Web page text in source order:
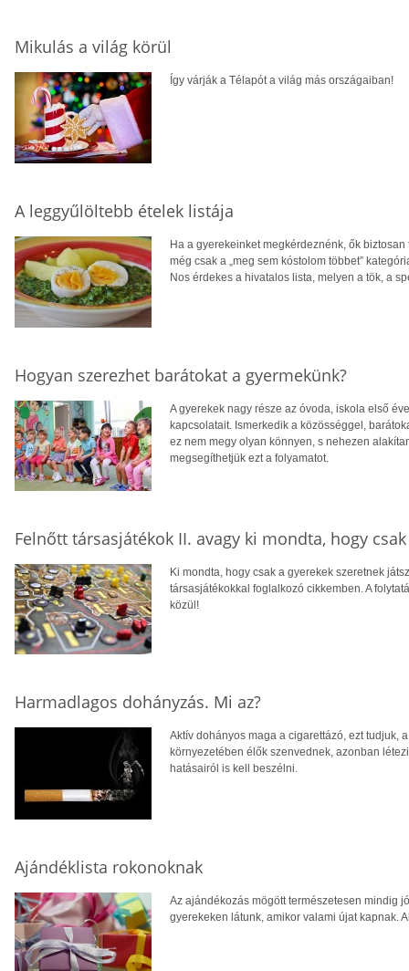
Mikulás a világ körül
Így várják a Télapót a világ más országaiban!
A leggyűlöltebb ételek listája
Ha a gyerekeinket megkérdeznénk, ők
még csak a „meg sem kóstolom többet”
Nos érdekes a hivatalos lista, melyen a tök, a
Hogyan szerezhet barátokat a gyermekünk?
A gyerekek nagy része az óvoda, iskola első
kapcsolatait. Ismerkedik a közösséggel,
ez nem megy olyan könnyen, s nehezen
megsegíthetjük ezt a folyamatot.
Felnőtt társasjátékok II. avagy ki mondta, hogy
Ki mondta, hogy csak a gyerekek szeretnek
társasjátékokkal foglalkozó cikkemben. A
közül!
Harmadlagos dohányzás. Mi az?
Aktív dohányos maga a cigarettázó, ezt tudjuk,
környezetében élők szenvednek, azonban
hatásairól is kell beszélni.
Ajándéklista rokonoknak
Az ajándékozás mögött természetesen mindig
gyerekeken látunk, amikor valami újat kapnak.